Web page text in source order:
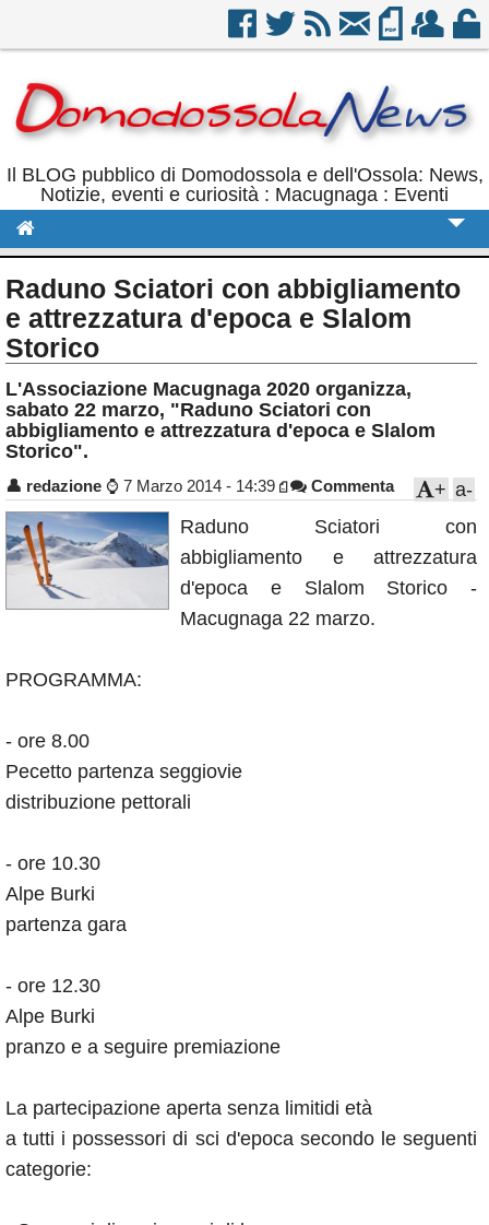
Il BLOG pubblico di Domodossola e dell'Ossola: News,
Notizie, eventi e curiosità : Macugnaga : Eventi
Politica
Sport
Eventi
Rubriche
Annunci
Raduno Sciatori con abbigliamento
e attrezzatura d'epoca e Slalom
Storico
L'Associazione Macugnaga 2020 organizza,
sabato 22 marzo, "Raduno Sciatori con
abbigliamento e attrezzatura d'epoca e Slalom
Storico".
👤 redazione ⌚ 7 Marzo 2014 - 14:39 Commenta a-
+
Raduno Sciatori con
abbigliamento e attrezzatura
d'epoca e Slalom Storico -
Macugnaga 22 marzo.
PROGRAMMA:
- ore 8.00
Pecetto partenza seggiovie
distribuzione pettorali
- ore 10.30
Alpe Burki
partenza gara
- ore 12.30
Alpe Burki
pranzo e a seguire premiazione
La partecipazione aperta senza limitidi età
a tutti i possessori di sci d'epoca secondo le seguenti
categorie: